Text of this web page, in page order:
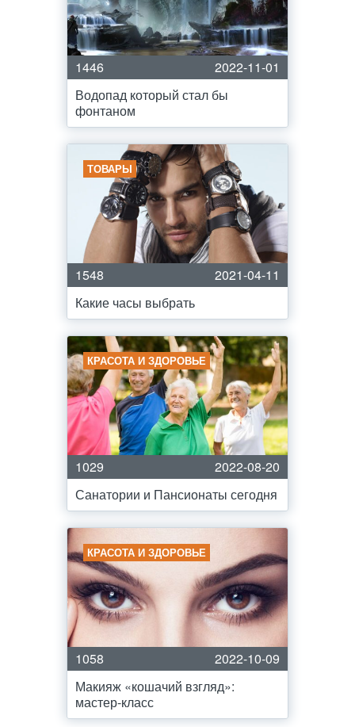
1446
2022-11-01
Водопад который стал бы
фонтаном
ТОВАРЫ
1548
2021-04-11
Какие часы выбрать
КРАСОТА И ЗДОРОВЬЕ
1029
2022-08-20
Санатории и Пансионаты сегодня
КРАСОТА И ЗДОРОВЬЕ
1058
2022-10-09
Макияж «кошачий взгляд»:
мастер-класс